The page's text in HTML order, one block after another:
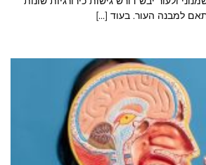
למבנה העור. בעוד [...]